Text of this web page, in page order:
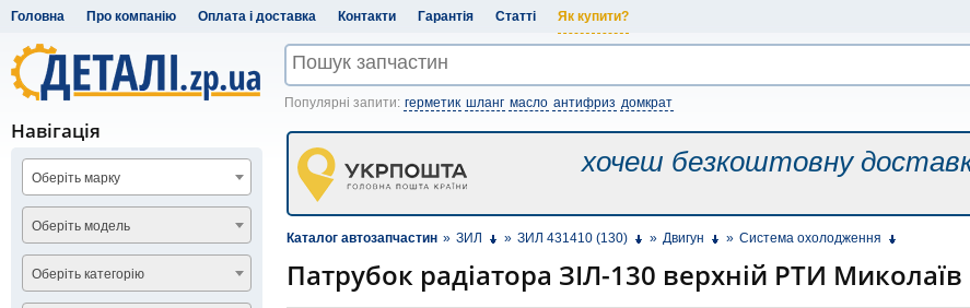
Головна Про компанію Оплата і доставка Контакти Гарантія Статті Як купити?
Популярні запити: герметик шланг масло антифриз домкрат
хочеш безкоштовну
Каталог автозапчастин » ЗИЛ » ЗИЛ 431410 (130) » Двигун » Система охолодження
Патрубок радіатора ЗІЛ-130 верхній РТИ Миколаїв
Навігація
Оберіть марку
Оберіть модель
Оберіть категорію